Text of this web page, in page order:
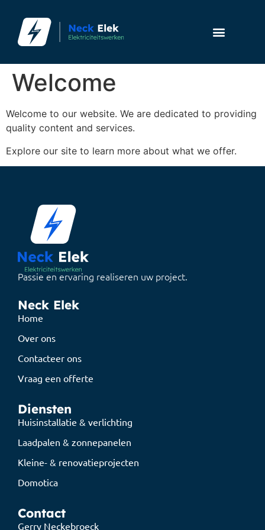
Welcome
Welcome to our website. We are dedicated to providing
quality content and services.
Explore our site to learn more about what we offer.
Passie en ervaring realiseren uw project.
Neck Elek
Home
Over ons
Contacteer ons
Vraag een offerte
Diensten
Huisinstallatie & verlichting
Laadpalen & zonnepanelen
Kleine- & renovatieprojecten
Domotica
Contact
Gerry Neckebroeck